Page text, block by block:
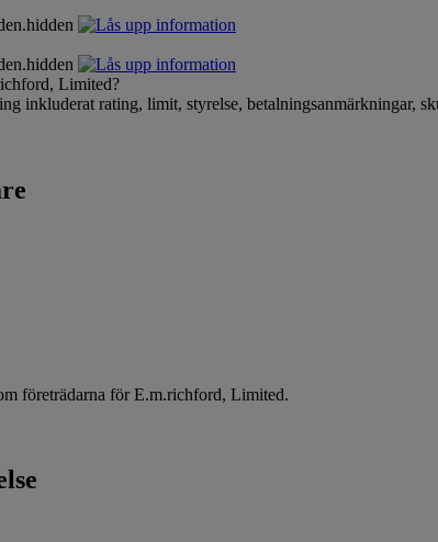
Limited?
inkluderat rating, limit, styrelse, betalningsanmärkningar,
företrädarna för E.m.richford, Limited.